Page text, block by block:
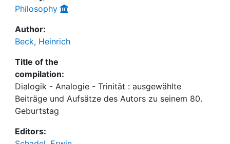
Philosophy
Author:
Beck, Heinrich
Title of the
compilation:
Dialogik - Analogie - Trinität : ausgewählte
Beiträge und Aufsätze des Autors zu seinem 80.
Geburtstag
Editors: